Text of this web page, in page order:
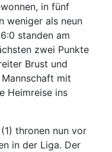
in fünf
weniger als neun
standen am
zwei Punkte
Brust und
mit
Heimreise ins
thronen nun vor
in der Liga. Der